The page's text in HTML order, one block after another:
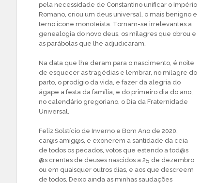
pela necessidade de Constantino unificar o Império
Romano, criou um deus universal, o mais benigno e
terno ícone monoteísta. Tornam-se irrelevantes a
genealogia do novo deus, os milagres que obrou e
as parábolas que lhe adjudicaram.
Na data que lhe deram para o nascimento, é noite
de esquecer as tragédias e lembrar, no milagre do
parto, o prodígio da vida, e fazer da alegria do
ágape a festa da família, e do primeiro dia do ano,
no calendário gregoriano, o Dia da Fraternidade
Universal.
Feliz Solstício de Inverno e Bom Ano de 2020,
car@s amig@s, e exonerem a santidade da ceia
de todos os pecados, votos que estendo a tod@s
@s crentes de deuses nascidos a 25 de dezembro
ou em quaisquer outros dias, e aos que descreem
de todos. Deixo ainda as minhas saudações